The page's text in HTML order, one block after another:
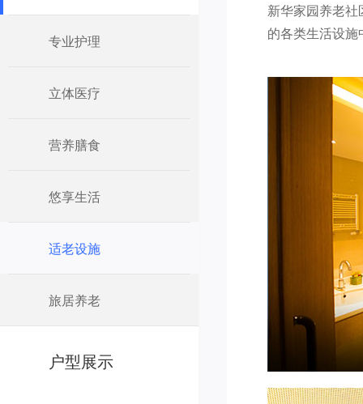
专业护理
立体医疗
营养膳食
悠享生活
适老设施
旅居养老
户型展示
新华家园养老
的各类生活设施